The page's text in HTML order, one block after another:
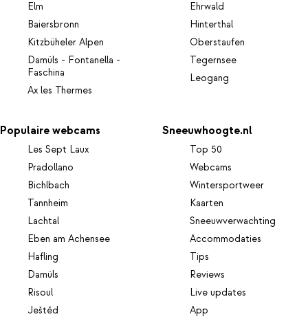
Elm
Baiersbronn
Kitzbüheler Alpen
Damüls - Fontanella -
Faschina
Ax les Thermes
Ehrwald
Hinterthal
Oberstaufen
Tegernsee
Leogang
Populaire webcams
Les Sept Laux
Pradollano
Bichlbach
Tannheim
Lachtal
Eben am Achensee
Hafling
Damüls
Risoul
Ještěd
Sneeuwhoogte.nl
Top 50
Webcams
Wintersportweer
Kaarten
Sneeuwverwachting
Accommodaties
Tips
Reviews
Live updates
App